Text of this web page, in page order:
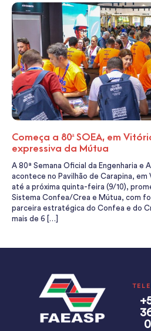
Começa a 80ª SOEA, em
expressiva da Mútua
A 80ª Semana Oficial da Engenharia e
acontece no Pavilhão de Carapina, em
até a próxima quinta-feira (9/10),
Sistema Confea/Crea e Mútua, com
parceira estratégica do Confea e do
mais de 6 […]